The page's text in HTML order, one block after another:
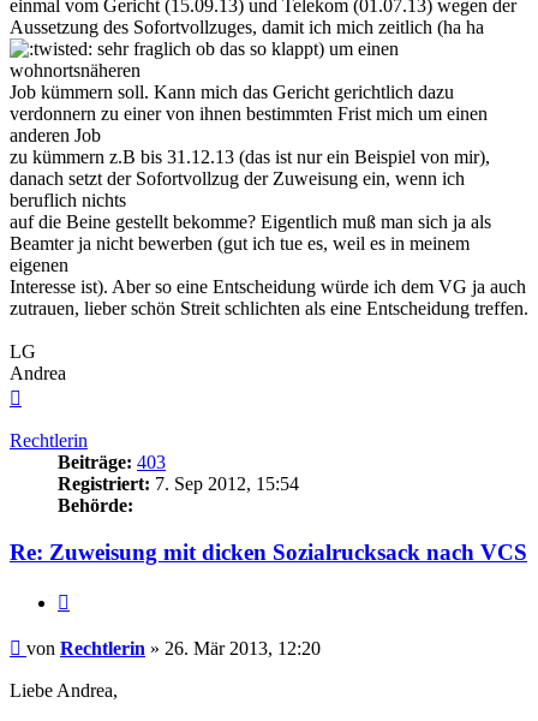
einmal vom Gericht (15.09.13) und Telekom (01.07.13) wegen der
Aussetzung des Sofortvollzuges, damit ich mich zeitlich (ha ha
sehr fraglich ob das so klappt) um einen
wohnortsnäheren
Job kümmern soll. Kann mich das Gericht gerichtlich dazu
verdonnern zu einer von ihnen bestimmten Frist mich um einen
anderen Job
zu kümmern z.B bis 31.12.13 (das ist nur ein Beispiel von mir),
danach setzt der Sofortvollzug der Zuweisung ein, wenn ich
beruflich nichts
auf die Beine gestellt bekomme? Eigentlich muß man sich ja als
Beamter ja nicht bewerben (gut ich tue es, weil es in meinem
eigenen
Interesse ist). Aber so eine Entscheidung würde ich dem VG ja auch
zutrauen, lieber schön Streit schlichten als eine Entscheidung treffen.
LG
Andrea
Rechtlerin
Beiträge: 403
Registriert: 7. Sep 2012, 15:54
Behörde:
Re: Zuweisung mit dicken Sozialrucksack nach VCS
Beitrag
von Rechtlerin » 26. Mär 2013, 12:20
Liebe Andrea,